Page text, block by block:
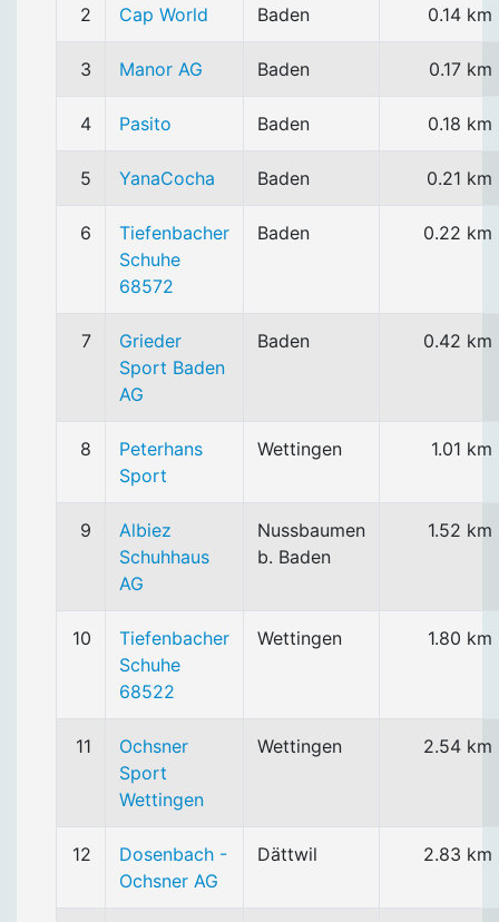
2 Cap World Baden 0.14 km
3 Manor AG Baden 0.17 km
4 Pasito Baden 0.18 km
5 YanaCocha Baden 0.21 km
6
Tiefenbacher
Schuhe
68572
Baden 0.22 km
7
Grieder
Sport Baden
AG
Baden 0.42 km
8
Peterhans
Sport
Wettingen 1.01 km
9
Albiez
Schuhhaus
AG
Nussbaumen
b. Baden
1.52 km
10
Tiefenbacher
Schuhe
68522
Wettingen 1.80 km
11
Ochsner
Sport
Wettingen
Wettingen 2.54 km
12
Dosenbach -
Ochsner AG
Dättwil 2.83 km